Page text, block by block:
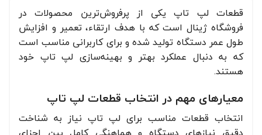
قطعات لپ تاپ یکی از پرفروش‌ترین محصولات در
فروشگاه ژینال است که با هدف ارتقاء، تعمیر و افزایش
طول عمر دستگاه تولید شده و برای کاربرانی مناسب است
که به دنبال عملکرد بهتر و بهینه‌سازی لپ تاپ خود
هستند.
معیارهای مهم در انتخاب قطعات لپ تاپ
انتخاب قطعات مناسب برای لپ تاپ نیاز به شناخت